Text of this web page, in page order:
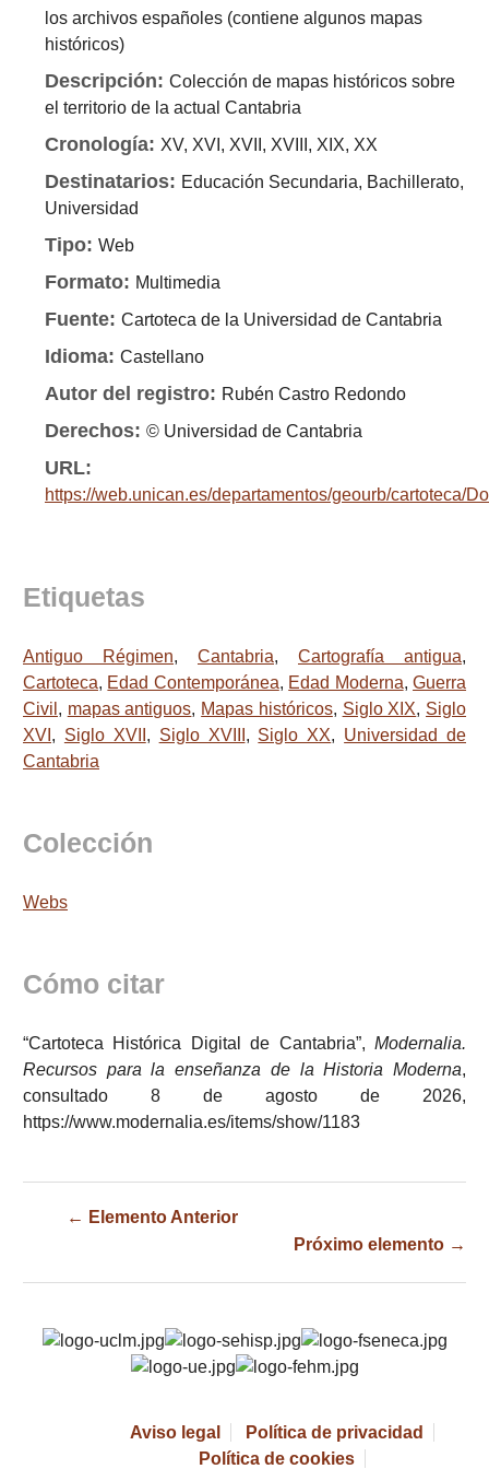
los archivos españoles (contiene algunos mapas
históricos)
Descripción: Colección de mapas históricos sobre
el territorio de la actual Cantabria
Cronología: XV, XVI, XVII, XVIII, XIX, XX
Destinatarios: Educación Secundaria, Bachillerato,
Universidad
Tipo: Web
Formato: Multimedia
Fuente: Cartoteca de la Universidad de Cantabria
Idioma: Castellano
Autor del registro: Rubén Castro Redondo
Derechos: © Universidad de Cantabria
URL:
https://web.unican.es/departamentos/geourb/cartoteca/
Etiquetas
Antiguo Régimen, Cantabria, Cartografía antigua,
Cartoteca, Edad Contemporánea, Edad Moderna,Guerra
Civil , mapas antiguos, Mapas históricos, Siglo XIX, Siglo
XVI , Siglo XVII , Siglo XVIII , Siglo XX, Universidad de
Cantabria
Colección
Webs
Cómo citar
“Cartoteca Histórica Digital de Cantabria”, Modernalia.
Recursos para la enseñanza de la Historia Moderna,
consultado 8 de agosto de 2026,
https://www.modernalia.es/items/show/1183
← Elemento Anterior
Próximo elemento →
Aviso legal
Política de privacidad
Política de cookies